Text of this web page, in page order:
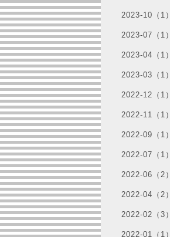
2023-10（1）
2023-07（1）
2023-04（1）
2023-03（1）
2022-12（1）
2022-11（1）
2022-09（1）
2022-07（1）
2022-06（2）
2022-04（2）
2022-02（3）
2022-01（1）